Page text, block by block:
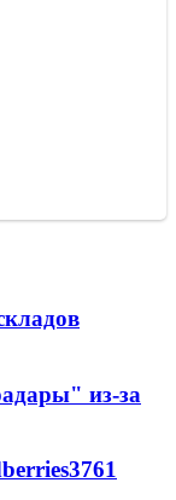
из-за
3761